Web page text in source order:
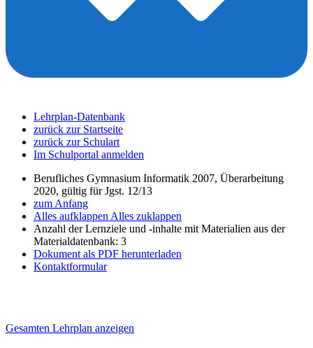
Lehrplan-Datenbank
zurück zur Startseite
zurück zur Schulart
Im Schulportal anmelden
Berufliches Gymnasium Informatik 2007, Überarbeitung
2020, gültig für Jgst. 12/13
zum Anfang
Alles aufklappen Alles zuklappen
Anzahl der Lernziele und -inhalte mit Materialien aus der
Materialdatenbank: 3
Dokument als PDF herunterladen
Kontaktformular
Gesamten Lehrplan anzeigen